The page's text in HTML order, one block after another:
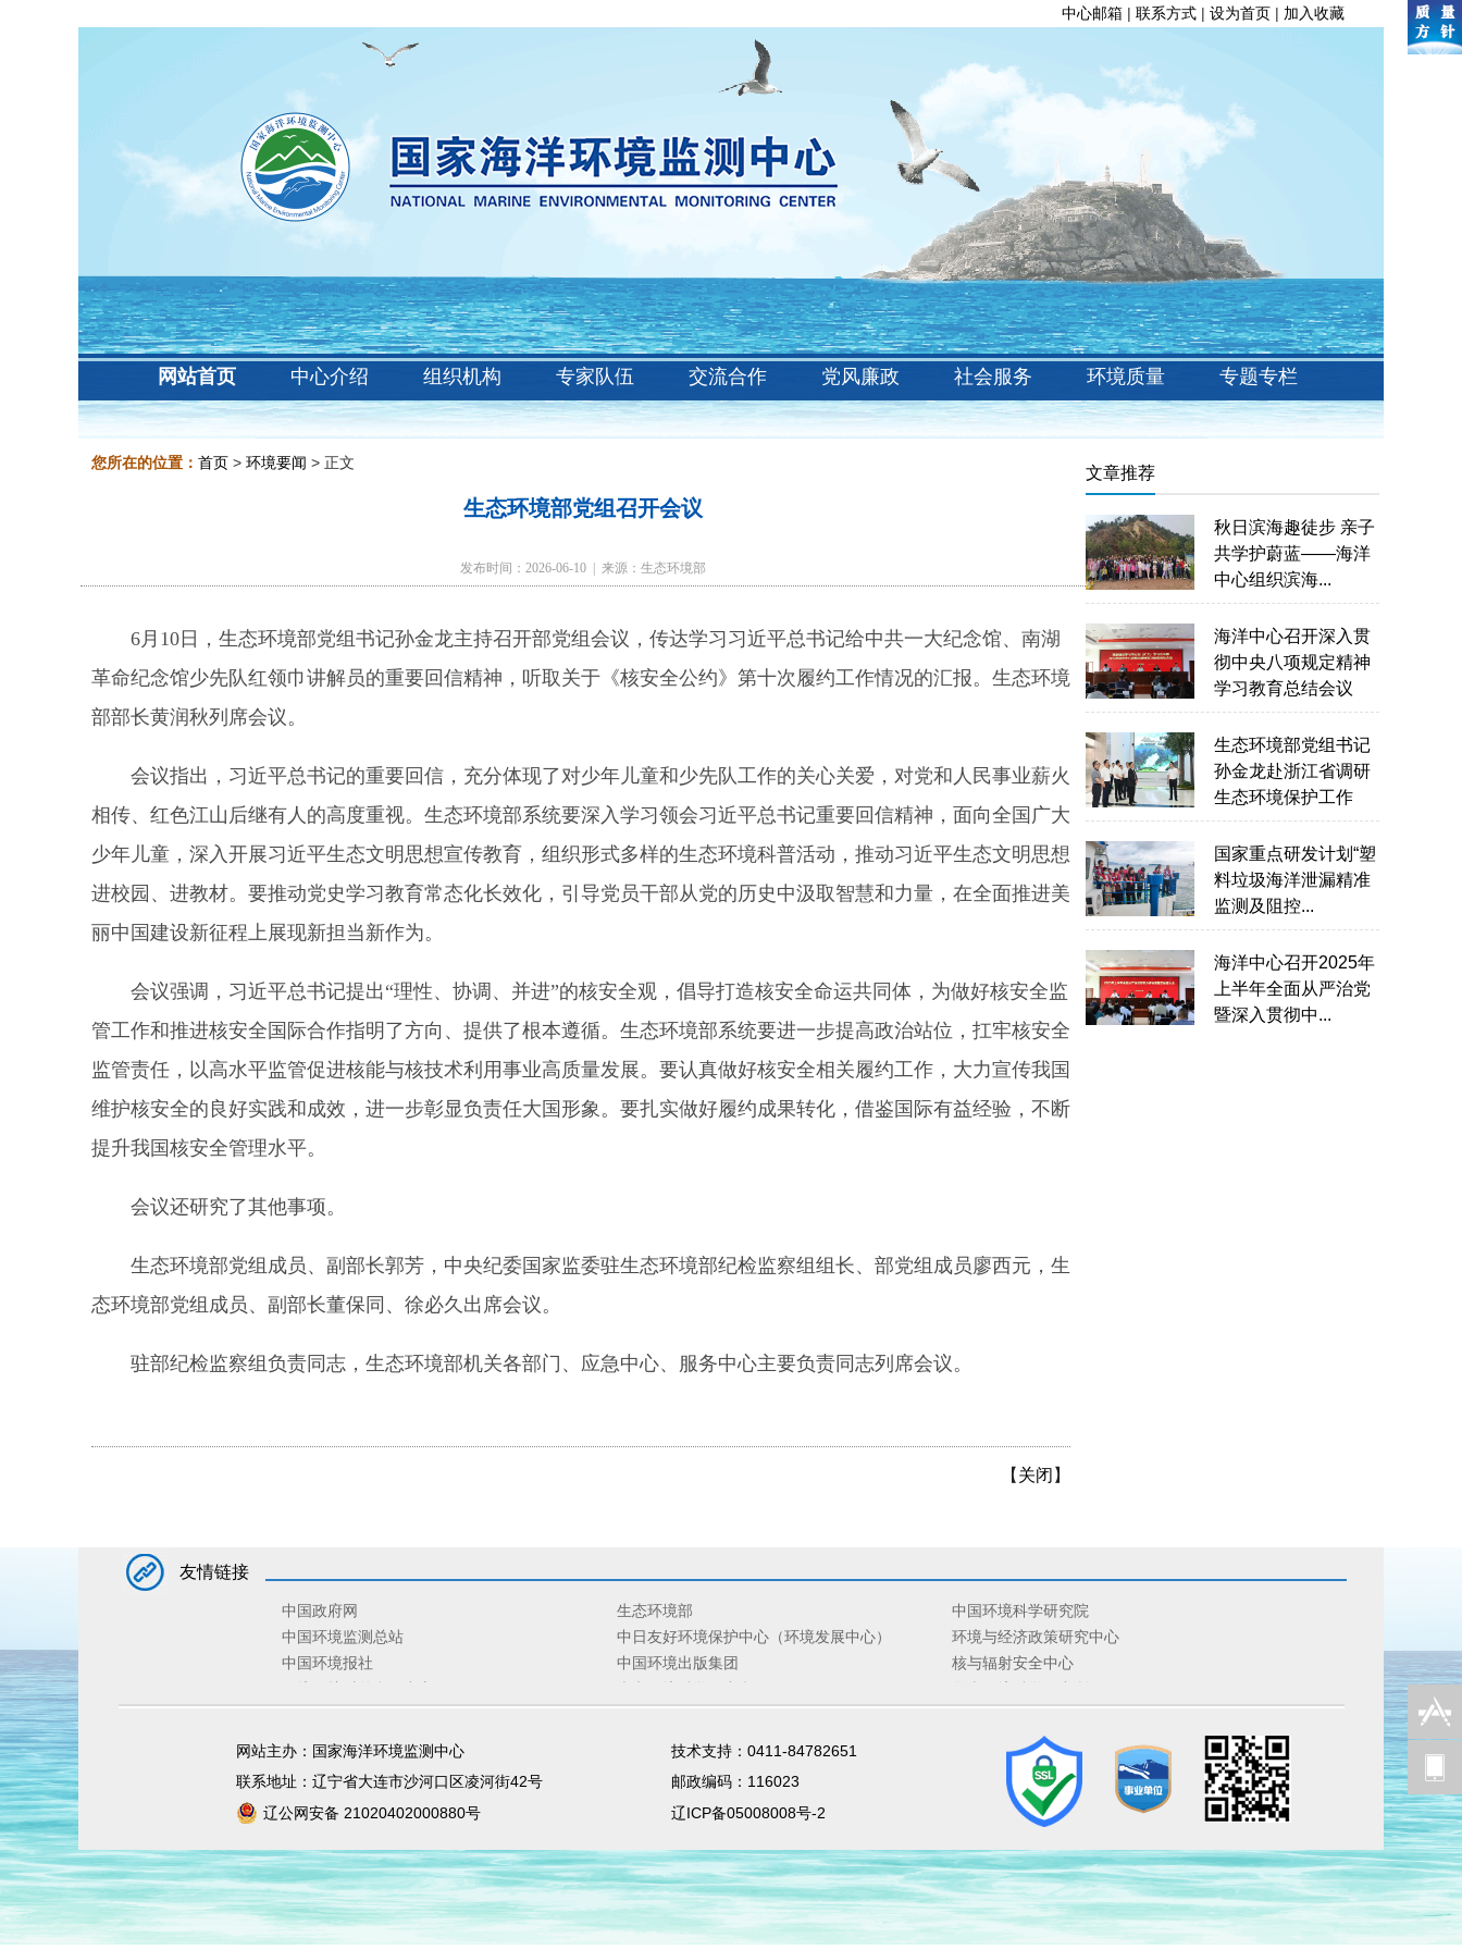
中心邮箱 | 联系方式 | 设为首页 | 加入收藏
网站首页 中心介绍 组织机构 专家队伍 交流合作 党风廉政 社会服务 环境质量 专题专栏
您所在的位置： 首页> 环境要闻 > 正文
生态环境部党组召开会议
发布时间：2026-06-10 | 来源：生态环境部
6月10日，生态环境部党组书记孙金龙主持召开部党组会议，传达学习习近平总书记给中共一大纪念馆、南湖
革命纪念馆少先队红领巾讲解员的重要回信精神，听取关于《核安全公约》第十次履约工作情况的汇报。生态环境
部部长黄润秋列席会议。
会议指出，习近平总书记的重要回信，充分体现了对少年儿童和少先队工作的关心关爱，对党和人民事业薪火
相传、红色江山后继有人的高度重视。生态环境部系统要深入学习领会习近平总书记重要回信精神，面向全国广大
少年儿童，深入开展习近平生态文明思想宣传教育，组织形式多样的生态环境科普活动，推动习近平生态文明思想
进校园、进教材。要推动党史学习教育常态化长效化，引导党员干部从党的历史中汲取智慧和力量，在全面推进美
丽中国建设新征程上展现新担当新作为。
会议强调，习近平总书记提出“理性、协调、并进”的核安全观，倡导打造核安全命运共同体，为做好核安全监
管工作和推进核安全国际合作指明了方向、提供了根本遵循。生态环境部系统要进一步提高政治站位，扛牢核安全
监管责任，以高水平监管促进核能与核技术利用事业高质量发展。要认真做好核安全相关履约工作，大力宣传我国
维护核安全的良好实践和成效，进一步彰显负责任大国形象。要扎实做好履约成果转化，借鉴国际有益经验，不断
提升我国核安全管理水平。
会议还研究了其他事项。
生态环境部党组成员、副部长郭芳，中央纪委国家监委驻生态环境部纪检监察组组长、部党组成员廖西元，生
态环境部党组成员、副部长董保同、徐必久出席会议。
驻部纪检监察组负责同志，生态环境部机关各部门、应急中心、服务中心主要负责同志列席会议。
【 关闭 】
文章推荐
秋日滨海趣徒步 亲子
共学护蔚蓝——海洋
中心组织滨海...
海洋中心召开深入贯
彻中央八项规定精神
学习教育总结会议
生态环境部党组书记
孙金龙赴浙江省调研
生态环境保护工作
国家重点研发计划“塑
料垃圾海洋泄漏精准
监测及阻控...
海洋中心召开2025年
上半年全面从严治党
暨深入贯彻中...
友情链接
中国政府网 生态环境部
中国环境科学研究院
中国环境监测总站
中日友好环境保护中心（环境发展中心）
环境与经济政策研究中心
中国环境报社
中国环境出版集团
核与辐射安全中心
固体废物与化学品管理技术中心
信息中心
国家应对气候变化战略研究和国际合作中心
网站主办：国家海洋环境监测中心
联系地址：辽宁省大连市沙河口区凌河街42号
辽公网安备 21020402000880号
技术支持：0411-84782651
邮政编码：116023
辽ICP备05008008号-2